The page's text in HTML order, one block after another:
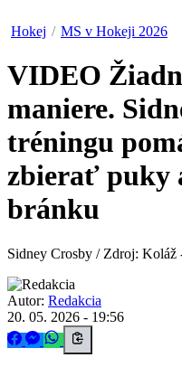
Hokej / MS v Hokeji 2026
VIDEO
maniere.
tréningu
zbierať puky
bránku
Sidney Crosby / Zdroj:
Autor: Redakcia
20. 05. 2026 - 19:56